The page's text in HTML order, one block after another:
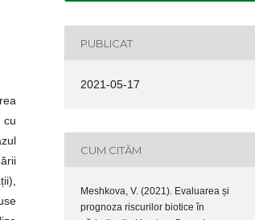
cu
PUBLICAT
2021-05-17
CUM CITĂM
Meshkova, V. (2021). Evaluarea și
prognoza riscurilor biotice în